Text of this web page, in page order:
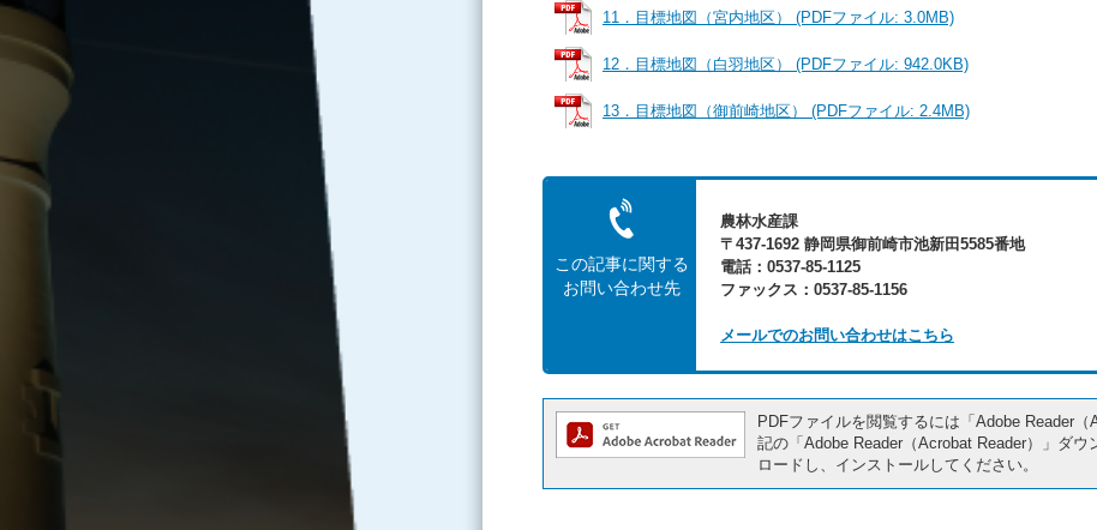
11．目標地図（宮内地区） (PDFファイル: 3.0MB)
12．目標地図（白羽地区） (PDFファイル: 942.0KB)
13．目標地図（御前崎地区） (PDFファイル: 2.4MB)
この記事に関する
お問い合わせ先
農林水産課
〒437-1692 静岡県御前崎市池新田5585番地
電話：0537-85-1125
ファックス：0537-85-1156
メールでのお問い合わせはこちら
PDFファイルを閲覧するには「Adobe Reader
記の「Adobe Reader（Acrobat Reader）」ダ
ロードし、インストールしてください。